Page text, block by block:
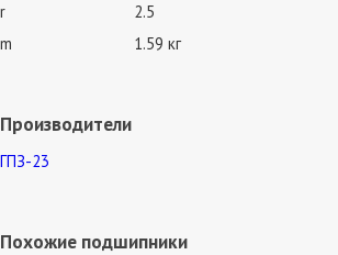
r
2.5
m
1.59 кг
Производители
ГПЗ-23
Похожие подшипники